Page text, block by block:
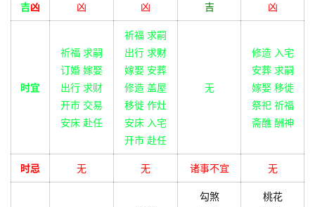
吉凶 凶 凶 吉 凶
时宜
祈福 求嗣
订婚 嫁娶
出行 求财
开市 交易
安床 赴任
祈福 求嗣
出行 求财
嫁娶 安葬
修造 盖屋
移徙 作灶
安床 入宅
开市 赴任
无
修造 入宅
安葬 求嗣
嫁娶 移徙
祭祀 祈福
斋醮 酬神
时忌 无 无 诸事不宜 无
勾煞
桃花